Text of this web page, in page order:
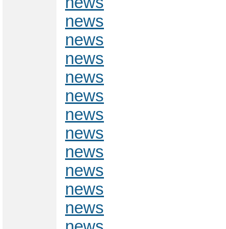
news
news
news
news
news
news
news
news
news
news
news